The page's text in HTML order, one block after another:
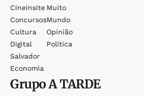
Cineinsite
Concursos
Cultura
Digital
Salvador
Economia
Muito
Mundo
Opinião
Política
GrupoA TARDE